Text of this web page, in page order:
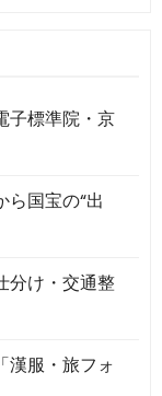
標準院・京
国宝の“出
け・交通整
服・旅フォ